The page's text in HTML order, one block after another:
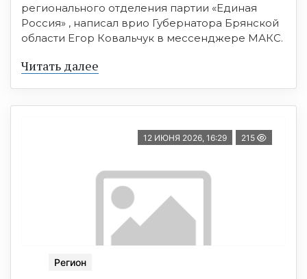
регионального отделения партии «Единая
Россия» , написал врио Губернатора Брянской
области Егор Ковальчук в мессенджере МАКС.
Читать далее
12 ИЮНЯ 2026, 16:29 215
Регион